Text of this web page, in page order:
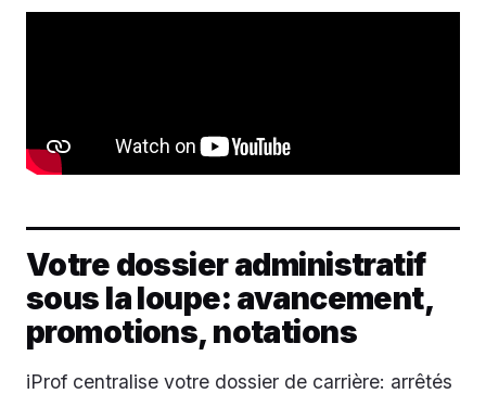
Votre dossier administratif
sous la loupe: avancement,
promotions, notations
iProf centralise votre dossier de carrière: arrêtés